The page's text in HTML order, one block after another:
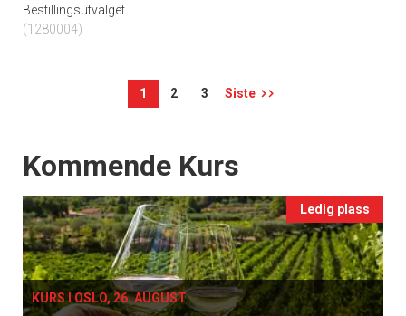
Bestillingsutvalget
(1280004)
1 2 3 Siste
Events
Kommende Kurs
Ledig plass
KURS I OSLO, 26. AUGUST